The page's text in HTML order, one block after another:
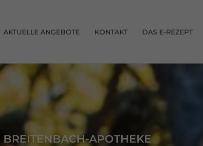
AKTUELLE ANGEBOTE KONTAKT DAS E-REZEPT
BREITENBACH-APOTHEKE